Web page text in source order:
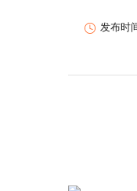
发布时